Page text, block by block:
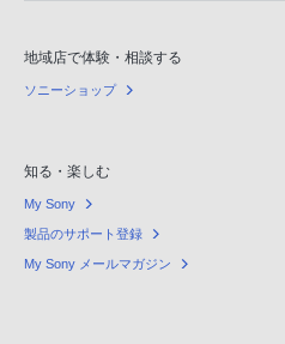
地域店で体験・相談する
ソニーショップ
知る・楽しむ
My Sony
製品のサポート登録
My Sony メールマガジン